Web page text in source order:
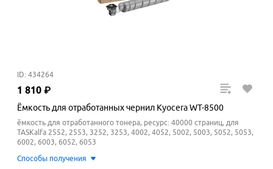
ID: 434264
1 810 ₽
Ёмкость для отработанных чернил Kyocera WT-8500
ёмкость для отработанного тонера, ресурс: 40000 страниц, для
TASKalfa 2552, 2553, 3252, 3253, 4002, 4052, 5002, 5003, 5052, 5053,
6002, 6003, 6052, 6053
Способы получения